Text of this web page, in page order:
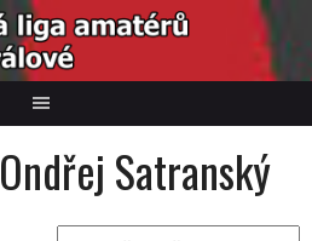
Ondřej Satranský